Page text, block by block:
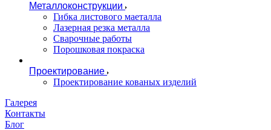
Металлоконструкции
Гибка листового маеталла
Лазерная резка металла
Сварочные работы
Порошковая покраска
Проектирование
Проектирование кованых изделий
Галерея
Контакты
Блог